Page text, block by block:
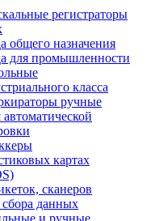
регистраторы
общего назначения
для промышленности
класса
ручные
картах
сканеров
данных